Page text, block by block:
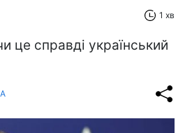
1 хв
це справді український